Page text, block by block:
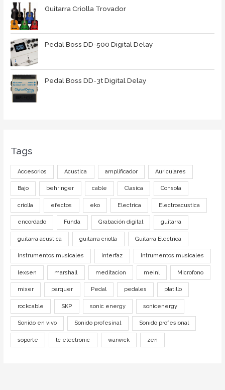
Guitarra Criolla Trovador
Pedal Boss DD-500 Digital Delay
Pedal Boss DD-3t Digital Delay
Tags
Accesorios Acustica amplificador Auriculares
Bajo behringer cable Clasica Consola
criolla efectos eko Electrica Electroacustica
encordado Funda Grabación digital guitarra
guitarra acustica guitarra criolla Guitarra Electrica
Instrumentos musicales interfaz Intrumentos musicales
lexsen marshall meditacion meinl Microfono
mixer parquer Pedal pedales platillo
rockcable SKP sonic energy sonicenergy
Sonido en vivo Sonido profesinal Sonido profesional
soporte tc electronic warwick zen